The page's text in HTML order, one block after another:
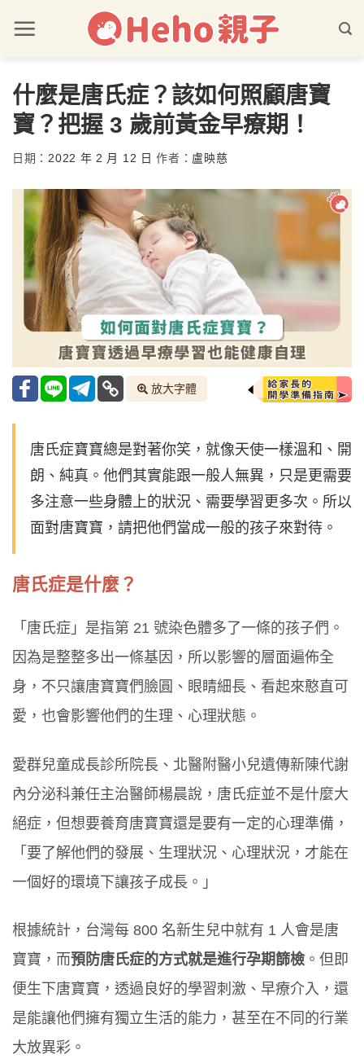
什麼是唐氏症？該如何照顧唐寶
寶？把握 3 歲前黃金早療期！
日期： 2022 年 2 月 12 日 作者： 盧映慈
放大字體
唐氏症寶寶總是對著你笑，就像天使一樣溫和、開
朗、純真。他們其實能跟一般人無異，只是更需要
多注意一些身體上的狀況、需要學習更多次。所以
面對唐寶寶，請把他們當成一般的孩子來對待。
唐氏症是什麼？
「唐氏症」是指第 21 號染色體多了一條的孩子們。
因為是整整多出一條基因，所以影響的層面遍佈全
身，不只讓唐寶寶們臉圓、眼睛細長、看起來憨直可
愛，也會影響他們的生理、心理狀態。
愛群兒童成長診所院長、北醫附醫小兒遺傳新陳代謝
內分泌科兼任主治醫師楊晨說，唐氏症並不是什麼大
絕症，但想要養育唐寶寶還是要有一定的心理準備，
「要了解他們的發展、生理狀況、心理狀況，才能在
一個好的環境下讓孩子成長。」
根據統計，台灣每 800 名新生兒中就有 1 人會是唐
寶寶，而預防唐氏症的方式就是進行孕期篩檢 。但即
便生下唐寶寶，透過良好的學習刺激、早療介入，還
是能讓他們擁有獨立生活的能力，甚至在不同的行業
大放異彩。